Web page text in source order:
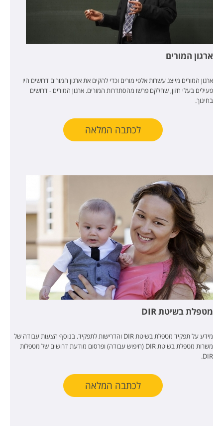
ארגון המורים
ארגון המורים מייצג עשרות אלפי מורים וכדי להקים את ארגון המורים דרושים היו
פעילים בעלי חזון, שחלקם פרשו מהסתדרות המורים. ארגון המורים - דרושים
בחינוך.
לכתבה המלאה
מטפלת בשיטת DIR
מידע על תפקיד מטפלת בשיטת DIR והדרישות לתפקיד. בנוסף הצעות עבודה של
משרות מטפלת בשיטת DIR (חיפוש עבודה) ופרסום מודעת דרושים של מטפלות
DIR.
לכתבה המלאה